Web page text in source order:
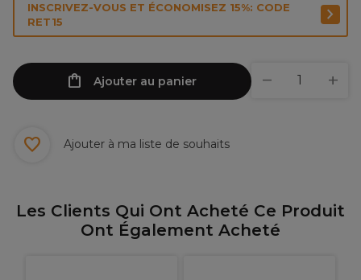
INSCRIVEZ-VOUS ET ÉCONOMISEZ 15%: CODE
RET15
Ajouter au panier
Ajouter à ma liste de souhaits
Les Clients Qui Ont Acheté Ce Produit
Ont Également Acheté